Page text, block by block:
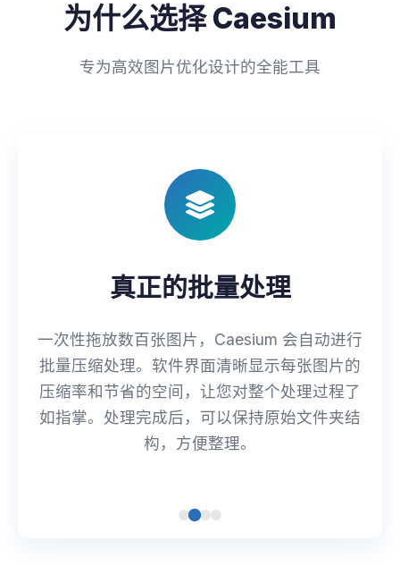
为什么选择 Caesium
专为高效图片优化设计的全能工具
真正的批量处理
一次性拖放数百张图片，Caesium 会自动进行
批量压缩处理。软件界面清晰显示每张图片的
压缩率和节省的空间，让您对整个处理过程了
如指掌。处理完成后，可以保持原始文件夹结
构，方便整理。